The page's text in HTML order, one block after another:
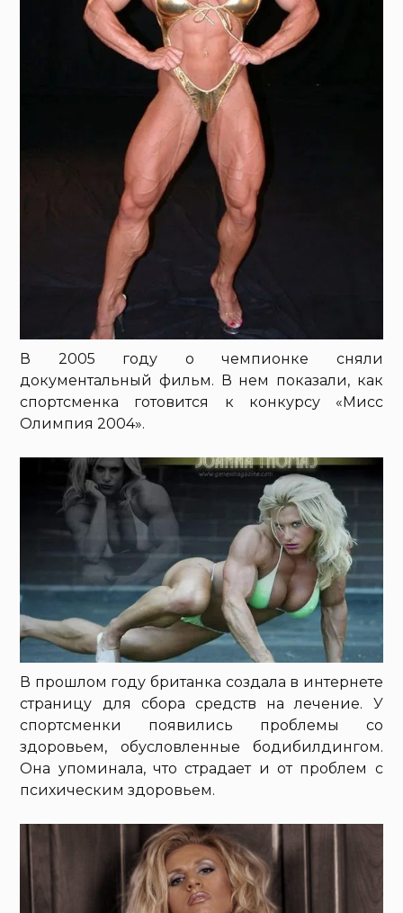
В 2005 году о чемпионке сняли
документальный фильм. В нем показали, как
спортсменка готовится к конкурсу «Мисс
Олимпия 2004».
В прошлом году британка создала в интернете
страницу для сбора средств на лечение. У
спортсменки появились проблемы со
здоровьем, обусловленные бодибилдингом.
Она упоминала, что страдает и от проблем с
психическим здоровьем.